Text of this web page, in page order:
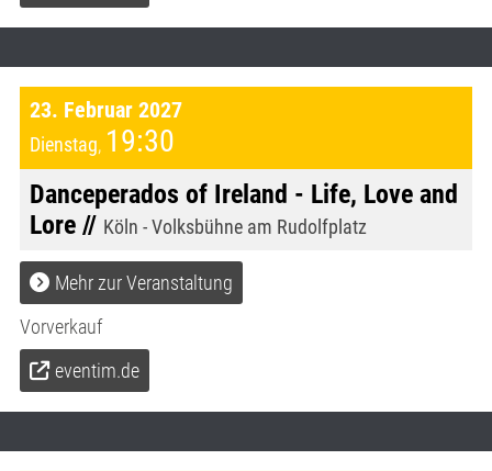
23. Februar 2027
Dienstag, 19:30
Danceperados of Ireland - Life, Love and
Lore // Köln - Volksbühne am Rudolfplatz
Mehr zur Veranstaltung
Vorverkauf
eventim.de